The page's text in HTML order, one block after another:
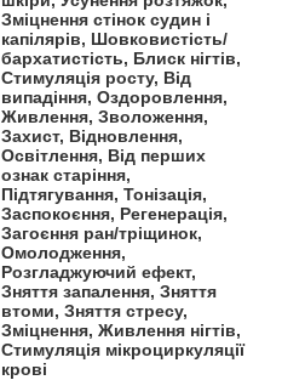
Зміцнення стінок судин і
капілярів, Шовковистість/
бархатистість, Блиск нігтів,
Стимуляція росту, Від
випадіння, Оздоровлення,
Живлення, Зволоження,
Захист, Відновлення,
Освітлення, Від перших
ознак старіння,
Підтягування, Тонізація,
Заспокоєння, Регенерація,
Загоєння ран/тріщинок,
Омолодження,
Розгладжуючий ефект,
Зняття запалення, Зняття
втоми, Зняття стресу,
Зміцнення, Живлення нігтів,
Стимуляція мікроциркуляції
крові